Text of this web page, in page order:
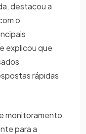
destacou a
o
explicou que
rápidas
monitoramento
para a